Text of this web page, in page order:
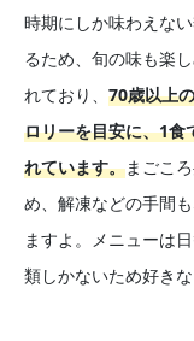
時期にしか味わえな
るため、旬の味も楽
れており、 70歳以上
ロリーを目安に、1食
れています。まごこ
め、解凍などの手間
ますよ。メニューは
類しかないため好き